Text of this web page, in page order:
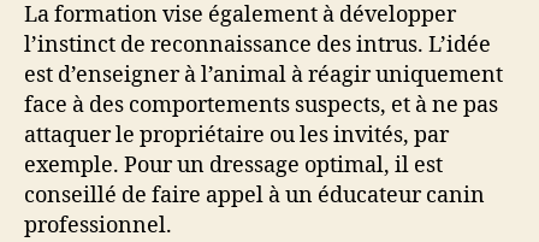
La formation vise également à développer
l’instinct de reconnaissance des intrus. L’idée
est d’enseigner à l’animal à réagir uniquement
face à des comportements suspects, et à ne pas
attaquer le propriétaire ou les invités, par
exemple. Pour un dressage optimal, il est
conseillé de faire appel à un éducateur canin
professionnel.